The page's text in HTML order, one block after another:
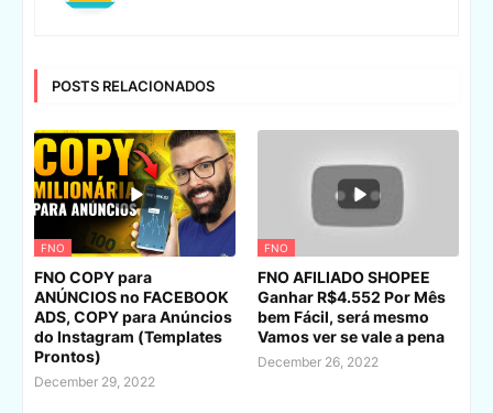
POSTS RELACIONADOS
FNO
FNO COPY para
ANÚNCIOS no FACEBOOK
ADS, COPY para Anúncios
do Instagram (Templates
Prontos)
December 29, 2022
FNO
FNO AFILIADO SHOPEE
Ganhar R$4.552 Por Mês
bem Fácil, será mesmo
Vamos ver se vale a pena
December 26, 2022